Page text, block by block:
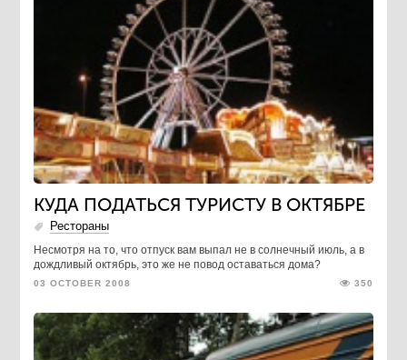
КУДА ПОДАТЬСЯ ТУРИСТУ В ОКТЯБРЕ
Рестораны
Несмотря на то, что отпуск вам выпал не в солнечный июль, а в
дождливый октябрь, это же не повод оставаться дома?
03 OCTOBER 2008 350